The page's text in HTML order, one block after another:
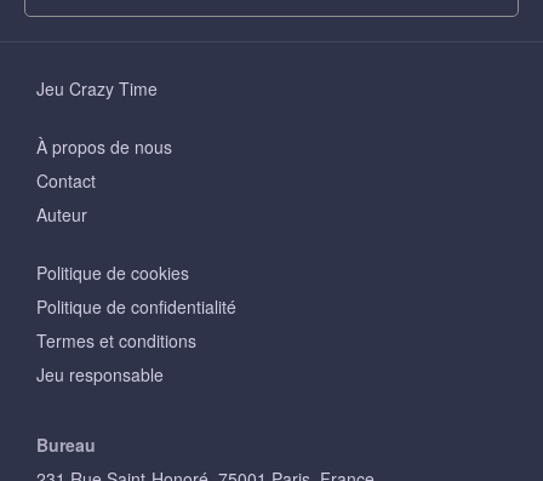
Jeu Crazy Time
À propos de nous
Contact
Auteur
Politique de cookies
Politique de confidentialité
Termes et conditions
Jeu responsable
Bureau